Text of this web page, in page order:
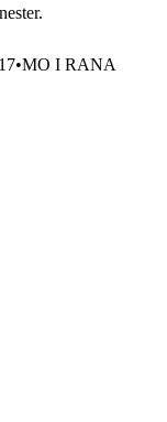
•MO I RANA